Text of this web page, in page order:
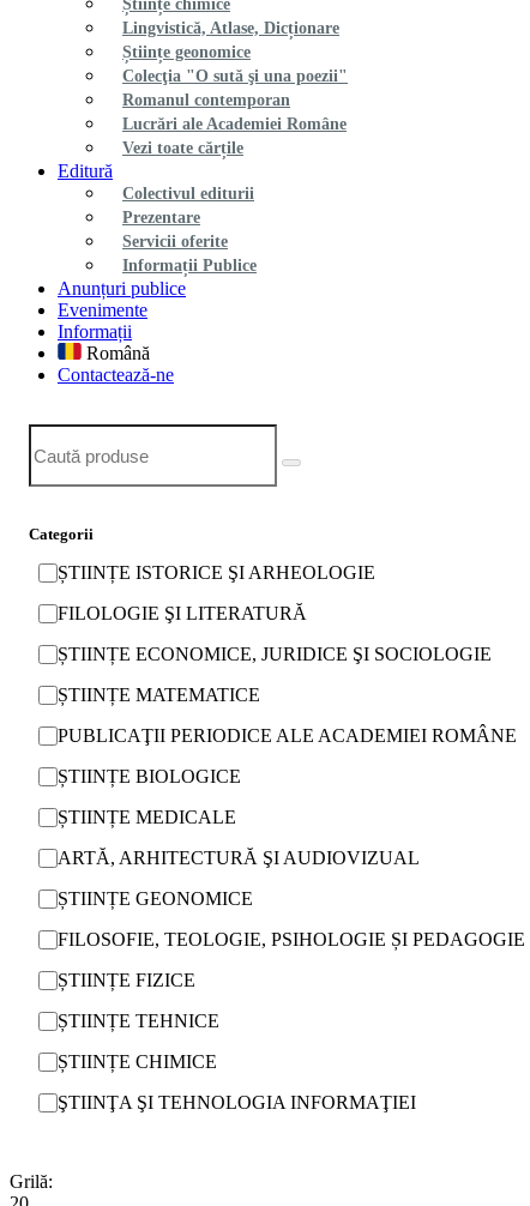
Științe chimice
Lingvistică, Atlase, Dicționare
Științe geonomice
Colecţia "O sută şi una poezii"
Romanul contemporan
Lucrări ale Academiei Române
Vezi toate cărțile
Editură
Colectivul editurii
Prezentare
Servicii oferite
Informații Publice
Anunțuri publice
Evenimente
Informații
Română
Contactează-ne
Caută produse
Categorii
ȘTIINȚE ISTORICE ŞI ARHEOLOGIE
FILOLOGIE ŞI LITERATURĂ
ȘTIINȚE ECONOMICE, JURIDICE ŞI SOCIOLOGIE
ȘTIINȚE MATEMATICE
PUBLICAŢII PERIODICE ALE ACADEMIEI ROMÂNE
ȘTIINȚE BIOLOGICE
ȘTIINȚE MEDICALE
ARTĂ, ARHITECTURĂ ŞI AUDIOVIZUAL
ȘTIINȚE GEONOMICE
FILOSOFIE, TEOLOGIE, PSIHOLOGIE ȘI PEDAGOGIE
ȘTIINȚE FIZICE
ȘTIINȚE TEHNICE
ȘTIINȚE CHIMICE
ŞTIINŢA ŞI TEHNOLOGIA INFORMAŢIEI
Grilă: